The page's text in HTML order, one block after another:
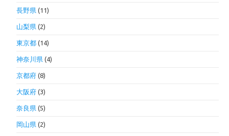
長野県 (11)
山梨県 (2)
東京都 (14)
神奈川県 (4)
京都府 (8)
大阪府 (3)
奈良県 (5)
岡山県 (2)